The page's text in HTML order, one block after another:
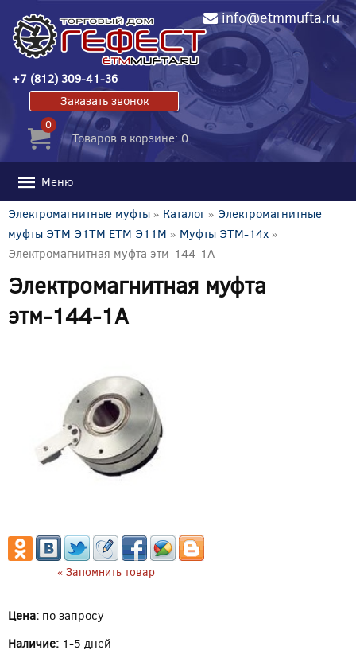
info@etmmufta.ru
+7 (812) 309-41-36
Заказать звонок
0
Товаров в корзине: 0
Меню
Электромагнитные муфты » Каталог» Электромагнитные
муфты ЭТМ Э1ТМ ETM Э11М » Муфты ЭТМ-14x »
Электромагнитная муфта этм-144-1А
Электромагнитная муфта
этм-144-1А
« Запомнить товар
Цена: по запросу
Наличие: 1-5 дней